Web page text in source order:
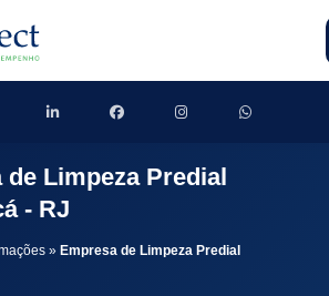
de Limpeza Predial
- RJ
» Empresa de Limpeza Predial